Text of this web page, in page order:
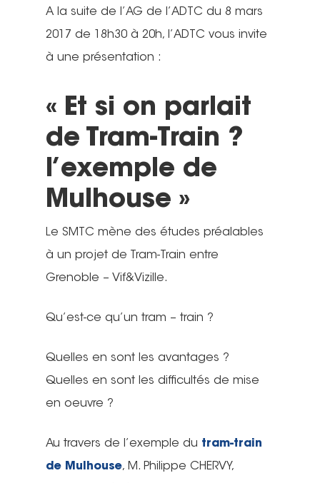
A la suite de l’AG de l’ADTC du 8 mars
2017 de 18h30 à 20h, l’ADTC vous invite
à une présentation :
« Et si on parlait
de Tram-Train ?
l’exemple de
Mulhouse »
Le SMTC mène des études préalables
à un projet de Tram-Train entre
Grenoble – Vif&Vizille.
Qu’est-ce qu’un tram – train ?
Quelles en sont les avantages ?
Quelles en sont les difficultés de mise
en oeuvre ?
Au travers de l’exemple du tram-train
de Mulhouse, M. Philippe CHERVY,